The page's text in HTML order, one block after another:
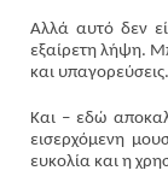
Αλλά αυτό δεν
εξαίρετη λήψη.
και υπαγορεύσεις.
Και – εδώ
εισερχόμενη
ευκολία και η